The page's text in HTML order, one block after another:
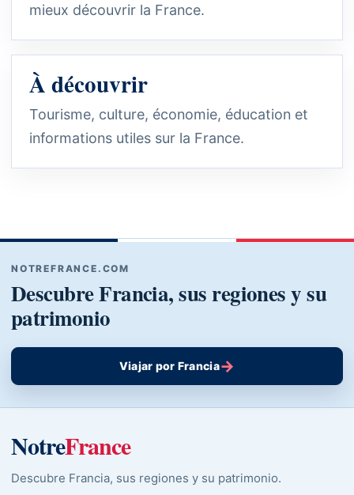
mieux découvrir la France.
À découvrir
Tourisme, culture, économie, éducation et
informations utiles sur la France.
NOTREFRANCE.COM
Descubre Francia, sus regiones y su
patrimonio
Viajar por Francia→
NotreFrance
Descubre Francia, sus regiones y su patrimonio.